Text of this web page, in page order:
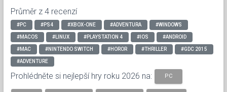
Průměr z 4 recenzí
#PC #PS4 #XBOX-ONE #ADVENTURA #WINDOWS
#MACOS #LINUX #PLAYSTATION 4 #IOS #ANDROID
#MAC #NINTENDO SWITCH #HOROR #THRILLER #GDC 2015
#ADVENTURE
Prohlédněte si nejlepší hry roku 2026 na: PC